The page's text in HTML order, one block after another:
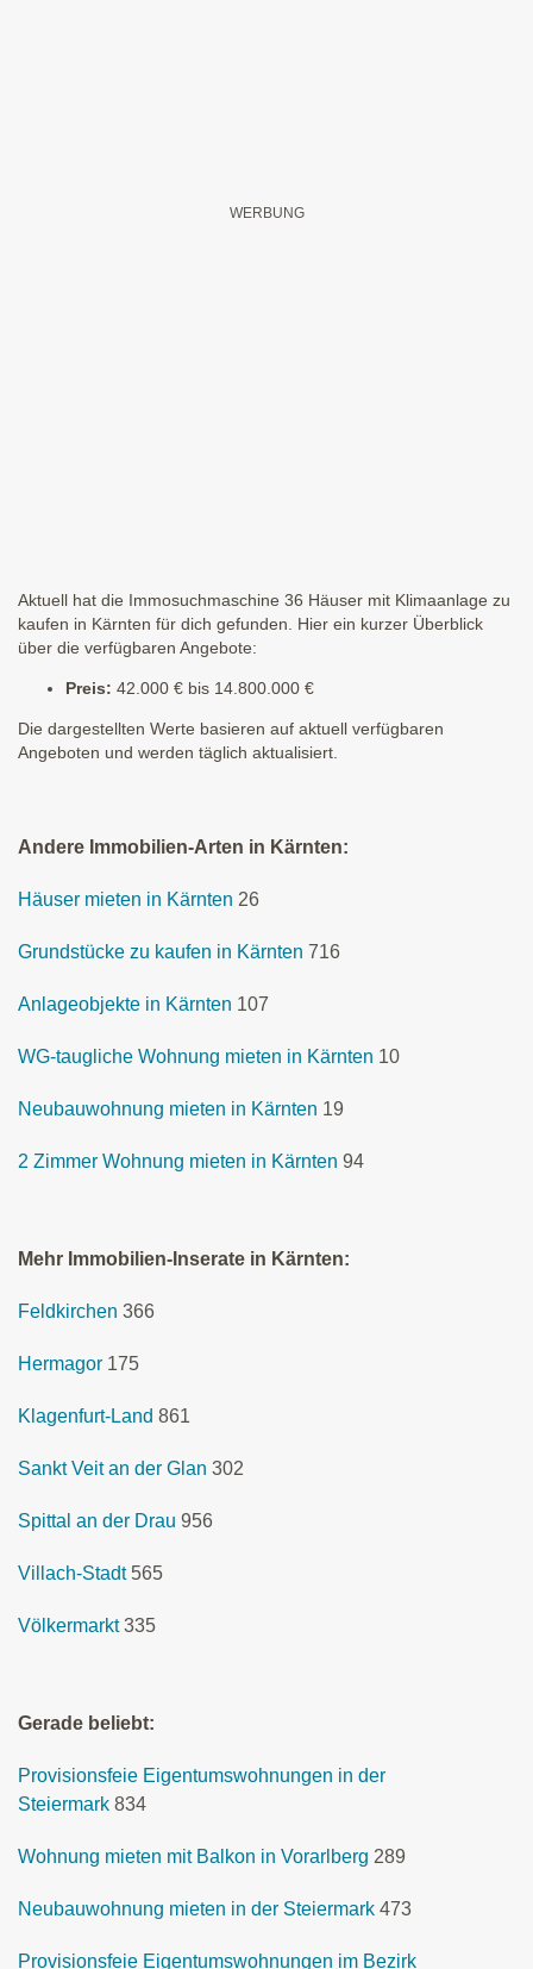
Aktuell hat die Immosuchmaschine 36 Häuser mit Klimaanlage zu
kaufen in Kärnten für dich gefunden. Hier ein kurzer Überblick
über die verfügbaren Angebote:
Preis: 42.000 € bis 14.800.000 €
Die dargestellten Werte basieren auf aktuell verfügbaren
Angeboten und werden täglich aktualisiert.
Andere Immobilien-Arten in Kärnten:
Häuser mieten in Kärnten 26
Grundstücke zu kaufen in Kärnten 716
Anlageobjekte in Kärnten 107
WG-taugliche Wohnung mieten in Kärnten 10
Neubauwohnung mieten in Kärnten 19
2 Zimmer Wohnung mieten in Kärnten 94
Mehr Immobilien-Inserate in Kärnten:
Feldkirchen 366
Hermagor 175
Klagenfurt-Land 861
Sankt Veit an der Glan 302
Spittal an der Drau 956
Villach-Stadt 565
Völkermarkt 335
Gerade beliebt:
Provisionsfeie Eigentumswohnungen in der
Steiermark 834
Wohnung mieten mit Balkon in Vorarlberg 289
Neubauwohnung mieten in der Steiermark 473
Provisionsfeie Eigentumswohnungen im Bezirk